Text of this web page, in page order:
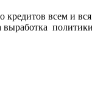
всем и